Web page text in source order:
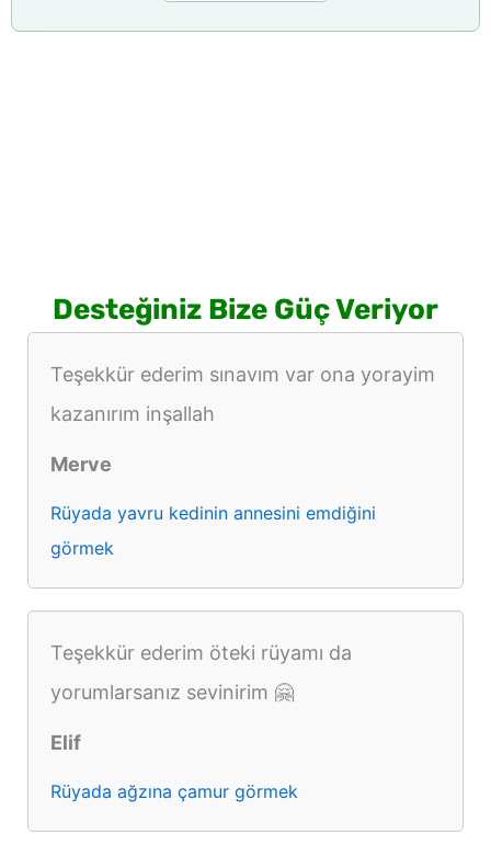
Desteğiniz Bize Güç Veriyor
Teşekkür ederim sınavım var ona yorayim
kazanırım inşallah
Merve
Rüyada yavru kedinin annesini emdiğini
görmek
Teşekkür ederim öteki rüyamı da
yorumlarsanız sevinirim 🤗
Elif
Rüyada ağzına çamur görmek